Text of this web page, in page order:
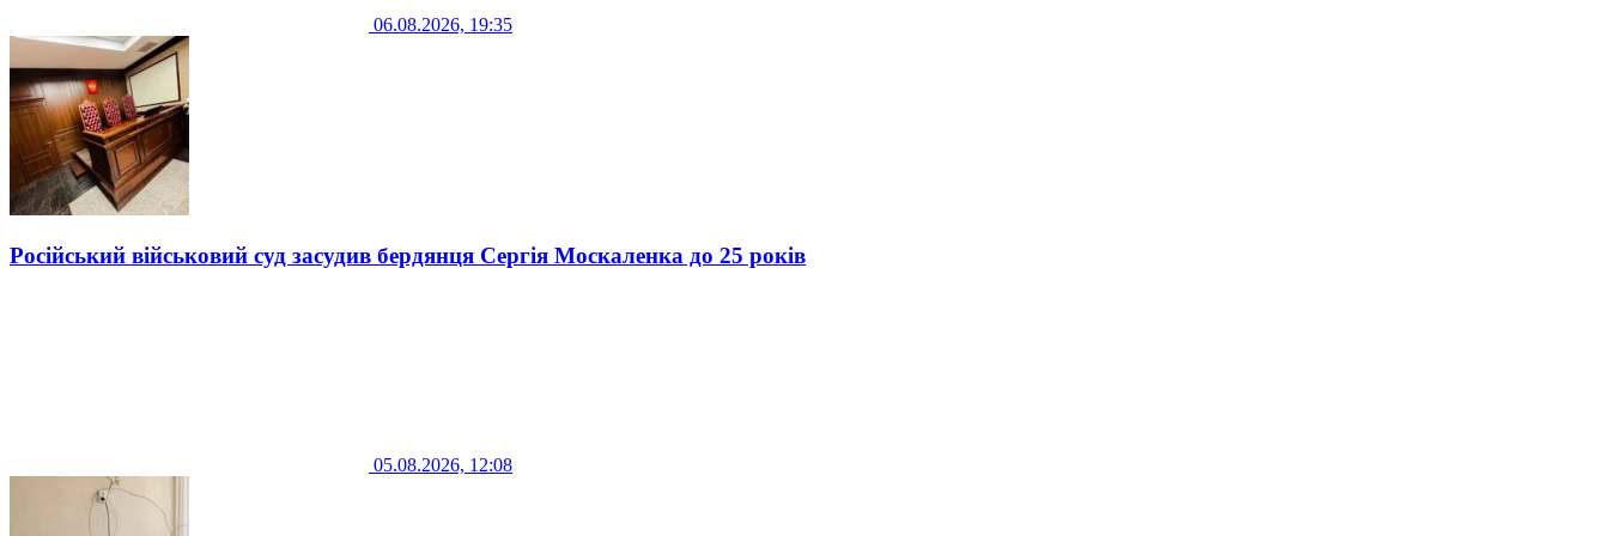
06.08.2026, 19:35
Російський військовий суд засудив бердянця Сергія Москаленка до 25 років
05.08.2026, 12:08